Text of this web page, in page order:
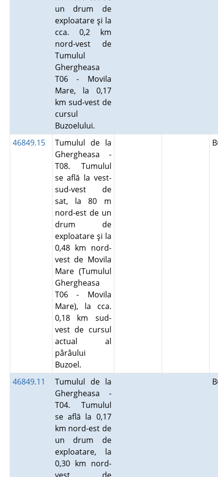
un drum de
exploatare şi la
cca. 0,2 km
nord-vest de
Tumulul
Ghergheasa
T06 - Movila
Mare, la 0,17
km sud-vest de
cursul
Buzoelului.
46849.15
Tumulul de la
Ghergheasa -
T08. Tumulul
se află la vest-
sud-vest de
sat, la 80 m
nord-est de un
drum de
exploatare şi la
0,48 km nord-
vest de Movila
Mare (Tumulul
Ghergheasa
T06 - Movila
Mare), la cca.
0,18 km sud-
vest de cursul
actual al
pârâului
Buzoel.
46849.11
Tumulul de la
Ghergheasa -
T04. Tumulul
se află la 0,17
km nord-est de
un drum de
exploatare, la
0,30 km nord-